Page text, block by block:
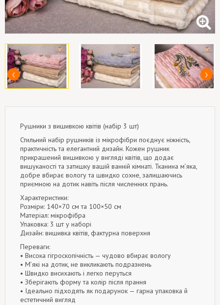
Рушники з вишивкою квітів (набір 3 шт)
Стильний набір рушників із мікрофібри поєднує ніжність,
практичність та елегантний дизайн. Кожен рушник
прикрашений вишивкою у вигляді квітів, що додає
вишуканості та затишку вашій ванній кімнаті. Тканина м’яка,
добре вбирає вологу та швидко сохне, залишаючись
приємною на дотик навіть після численних прань.
Характеристики:
Розміри: 140×70 см та 100×50 см
Матеріал: мікрофібра
Упаковка: 3 шт у наборі
Дизайн: вишивка квітів, фактурна поверхня
Переваги:
• Висока гігроскопічність — чудово вбирає вологу
• М’які на дотик, не викликають подразнень
• Швидко висихають і легко перуться
• Зберігають форму та колір після прання
• Ідеально підходять як подарунок — гарна упаковка й
естетичний вигляд